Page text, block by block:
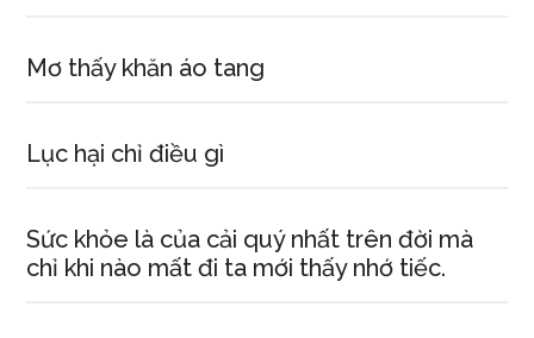
Mơ thấy khăn áo tang
Lục hại chỉ điều gì
Sức khỏe là của cải quý nhất trên đời mà
chỉ khi nào mất đi ta mới thấy nhớ tiếc.